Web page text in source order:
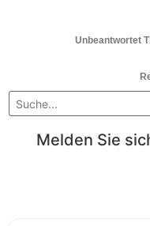
Unbeantwortet
Melden Sie